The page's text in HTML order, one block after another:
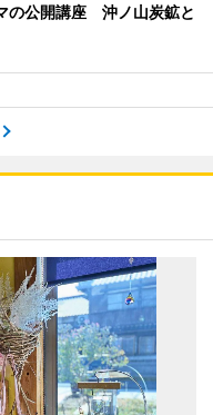
の公開講座 沖ノ山炭鉱と